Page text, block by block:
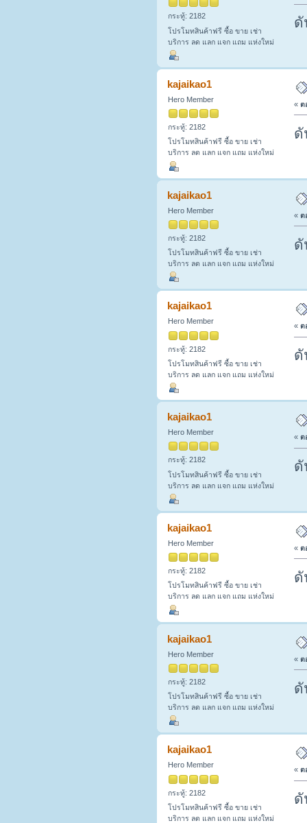
กระทู้: 2182
โปรโมทสินค้าฟรี ซื้อ ขาย เช่า
บริการ ลด แลก แจก แถม แห่งใหม่
ดั
kajaikao1
Hero Member
กระทู้: 2182
โปรโมทสินค้าฟรี ซื้อ ขาย เช่า
บริการ ลด แลก แจก แถม แห่งใหม่
« ต
ดั
kajaikao1
Hero Member
กระทู้: 2182
โปรโมทสินค้าฟรี ซื้อ ขาย เช่า
บริการ ลด แลก แจก แถม แห่งใหม่
« ต
ดั
kajaikao1
Hero Member
กระทู้: 2182
โปรโมทสินค้าฟรี ซื้อ ขาย เช่า
บริการ ลด แลก แจก แถม แห่งใหม่
« ต
ดั
kajaikao1
Hero Member
กระทู้: 2182
โปรโมทสินค้าฟรี ซื้อ ขาย เช่า
บริการ ลด แลก แจก แถม แห่งใหม่
« ต
ดั
kajaikao1
Hero Member
กระทู้: 2182
โปรโมทสินค้าฟรี ซื้อ ขาย เช่า
บริการ ลด แลก แจก แถม แห่งใหม่
« ต
ดั
kajaikao1
Hero Member
กระทู้: 2182
โปรโมทสินค้าฟรี ซื้อ ขาย เช่า
บริการ ลด แลก แจก แถม แห่งใหม่
« ต
ดั
kajaikao1
Hero Member
กระทู้: 2182
โปรโมทสินค้าฟรี ซื้อ ขาย เช่า
บริการ ลด แลก แจก แถม แห่งใหม่
« ต
ดั